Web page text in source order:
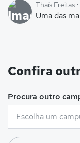
Thaís Freitas
Uma das
Confira
Procura outro